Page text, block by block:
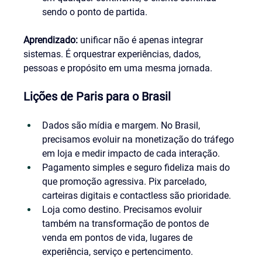
sendo o ponto de partida.
Aprendizado: unificar não é apenas integrar
sistemas. É orquestrar experiências, dados,
pessoas e propósito em uma mesma jornada.
Lições de Paris para o Brasil
Dados são mídia e margem. No Brasil,
precisamos evoluir na monetização do tráfego
em loja e medir impacto de cada interação.
Pagamento simples e seguro fideliza mais do
que promoção agressiva. Pix parcelado,
carteiras digitais e contactless são prioridade.
Loja como destino. Precisamos evoluir
também na transformação de pontos de
venda em pontos de vida, lugares de
experiência, serviço e pertencimento.